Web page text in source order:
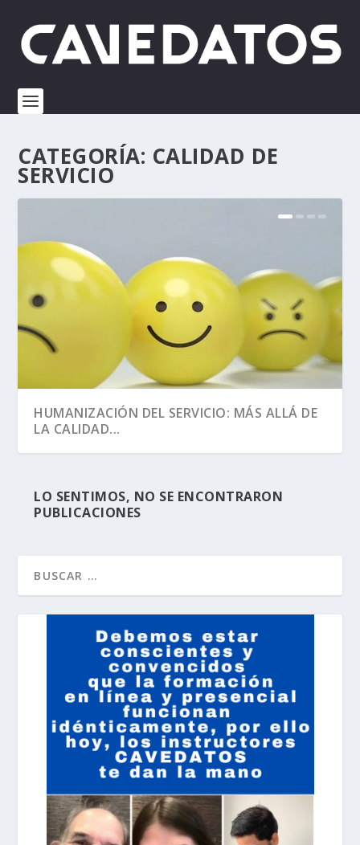
CATEGORÍA: CALIDAD DE
SERVICIO
HUMANIZACIÓN DEL SERVICIO: MÁS ALLÁ DE
LA CALIDAD...
RIESGOS 2.0: TODO UN EQUIPO
ASEGURANDO EL LOGRO DE...
GERENCIA 2.0: CONSTRUYENDO ENTRE
TODOS LA ORGANIZA...
AHORA, ATENCIÓN AL CLIENTE ES
EXPERIENCIA DEL CLIE...
LO SENTIMOS, NO SE ENCONTRARON
PUBLICACIONES